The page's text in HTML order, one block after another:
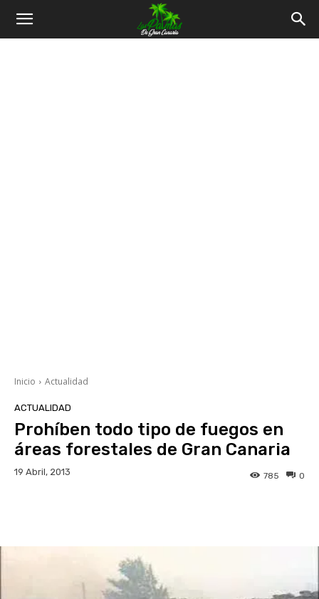
Inicio Actualidad
ACTUALIDAD
Prohíben todo tipo de fuegos en
áreas forestales de Gran Canaria
19 Abril, 2013 0
785